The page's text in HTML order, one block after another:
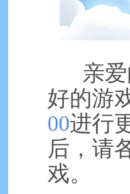
亲爱
好的游
00进行
后，请
戏。